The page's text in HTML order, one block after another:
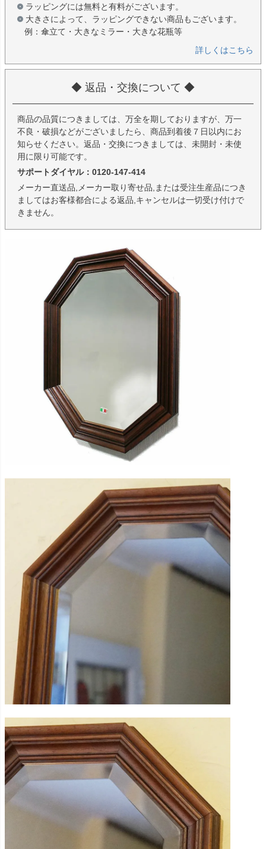
ラッピングには無料と有料がございます。
大きさによって、ラッピングできない商品もございます。
例：傘立て・大きなミラー・大きな花瓶等
詳しくはこちら
◆ 返品・交換について ◆
商品の品質につきましては、万全を期しておりますが、万一
不良・破損などがございましたら、商品到着後７日以内にお
知らせください。返品・交換につきましては、未開封・未使
用に限り可能です。
サポートダイヤル：0120-147-414
メーカー直送品,メーカー取り寄せ品,または受注生産品につき
ましてはお客様都合による返品,キャンセルは一切受け付けで
きません。